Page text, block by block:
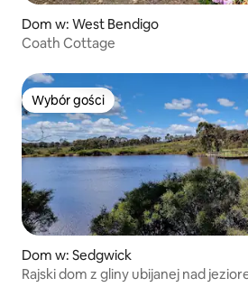
Dom w: West Bendigo
Coath Cottage
Wybór gości
Wybór gości
Dom w: Sedgwick
Rajski dom z gliny ubijanej nad